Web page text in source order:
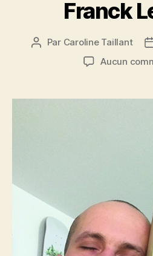
Franck
Auteur
Par Caroline Taillant
Aucun